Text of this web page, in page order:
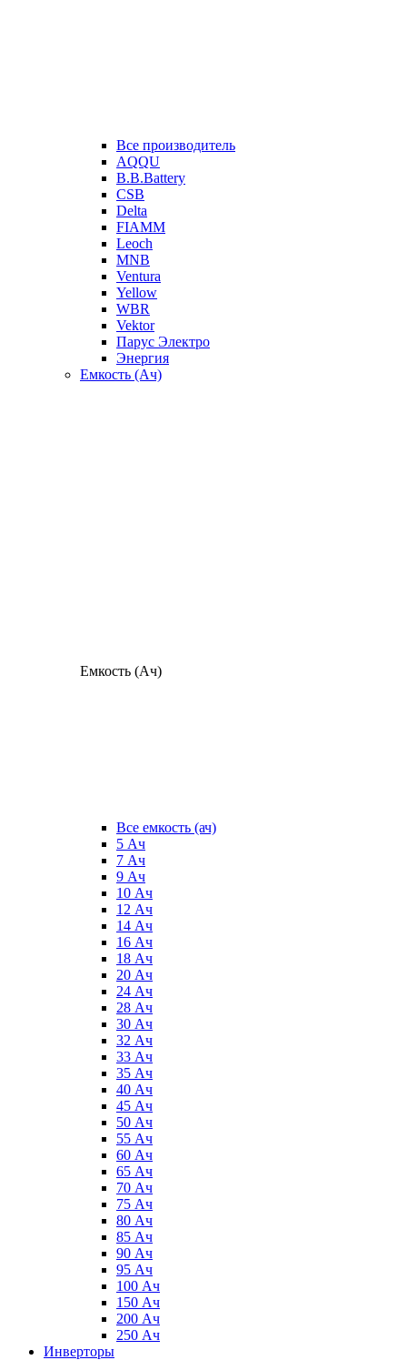
Все производитель
AQQU
B.B.Battery
CSB
Delta
FIAMM
Leoch
MNB
Ventura
Yellow
WBR
Vektor
Парус Электро
Энергия
Емкость (Ач)
Емкость (Ач)
Все емкость (ач)
5 Ач
7 Ач
9 Ач
10 Ач
12 Ач
14 Ач
16 Ач
18 Ач
20 Ач
24 Ач
28 Ач
30 Ач
32 Ач
33 Ач
35 Ач
40 Ач
45 Ач
50 Ач
55 Ач
60 Ач
65 Ач
70 Ач
75 Ач
80 Ач
85 Ач
90 Ач
95 Ач
100 Ач
150 Ач
200 Ач
250 Ач
Инверторы